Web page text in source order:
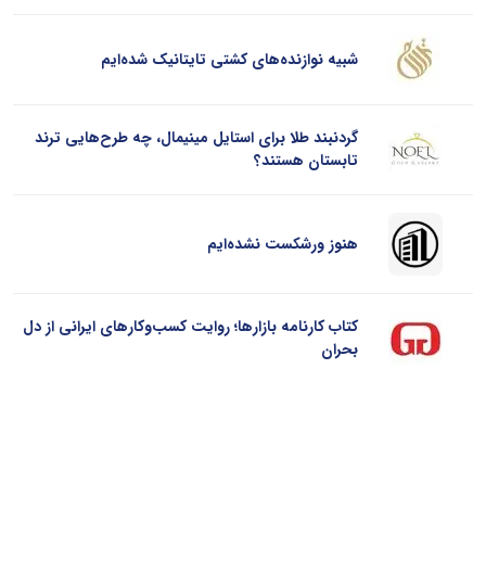
شبیه نوازنده‌های کشتی تایتانیک شده‌ایم
گردنبند طلا برای استایل مینیمال، چه طرح‌هایی ترند
تابستان هستند؟
هنوز ورشکست نشده‌ایم
کتاب کارنامه بازارها؛ روایت کسب‌و‌کارهای ایرانی از دل
بحران